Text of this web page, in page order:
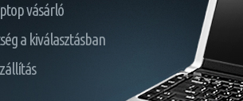
vásárló
a kiválasztásban